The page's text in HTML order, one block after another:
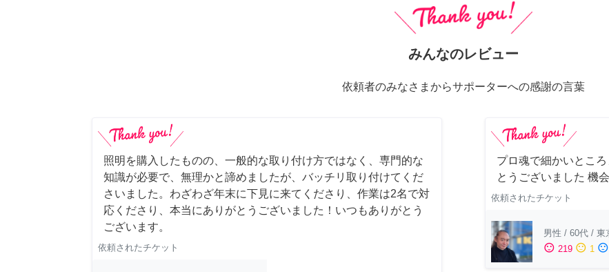
みんなのレビュー
依頼者のみなさまからサポーターへの感謝の言葉
照明を購入したものの、一般的な取り付け方ではなく、専門的な
知識が必要で、無理かと諦めましたが、バッチリ取り付けてくだ
さいました。わざわざ年末に下見に来てくださり、作業は2名で対
応くださり、本当にありがとうございました！いつもありがとう
ございます。
依頼されたチケット
プロ魂で細かいとこ
とうございました 機
依頼されたチケット
男性 / 60代 / 東
sentiment_satisfied 219 sentiment_neutral 1 sentiment_dissatisfied